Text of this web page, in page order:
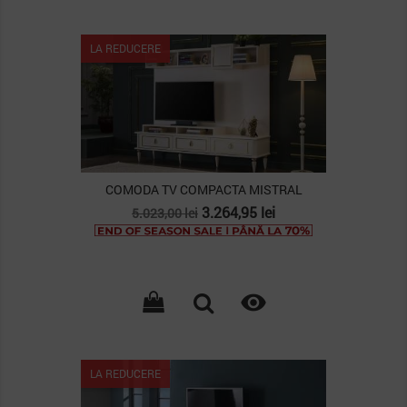
LA REDUCERE
COMODA TV COMPACTA MISTRAL
Pret
de
5.023,00 lei Pret
3.264,95 lei

LA REDUCERE